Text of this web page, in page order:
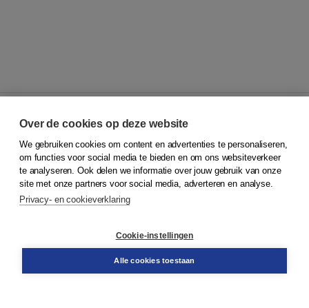
© 2026Koninklijke Boom uitgevers
Klantenservice
Service & informatie
Contact
Over de cookies op deze website
We gebruiken cookies om content en advertenties te personaliseren,
om functies voor social media te bieden en om ons websiteverkeer
te analyseren. Ook delen we informatie over jouw gebruik van onze
site met onze partners voor social media, adverteren en analyse.
Privacy- en cookieverklaring
Cookie-instellingen
Alle cookies toestaan